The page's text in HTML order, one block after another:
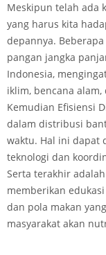
Meskipun telah ada
yang harus kita
depannya.
pangan jangka
Indonesia,
iklim, bencana
Kemudian Efisiensi
dalam distribusi
waktu. Hal ini dapat
teknologi dan
Serta terakhir
memberikan
dan pola makan
masyarakat akan